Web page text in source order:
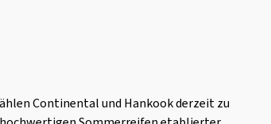
Continental und Hankook derzeit zu